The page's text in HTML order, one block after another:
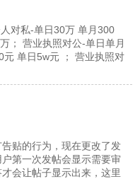
对私-单日30万 单月300
； 营业执照对公-单日单月
单日5w元 ； 营业执照对
贴的行为，现在更改了发
第一次发帖会显示需要审
会让帖子显示出来，这里